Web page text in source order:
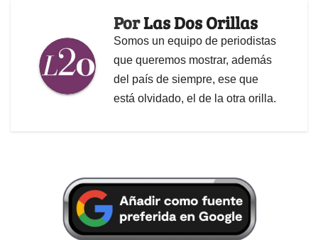
PorLas Dos Orillas
Somos un equipo de periodistas
que queremos mostrar, además
del país de siempre, ese que
está olvidado, el de la otra orilla.